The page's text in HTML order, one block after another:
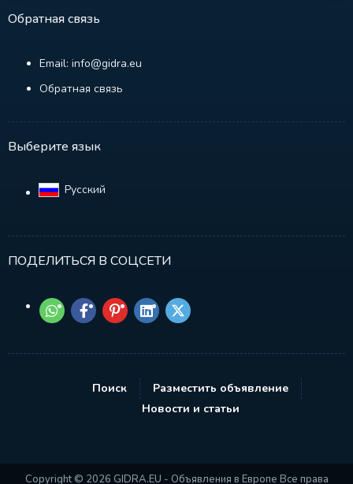
Обратная связь
Email: info@gidra.eu
Обратная связь
Выберите язык
Русский‎
ПОДЕЛИТЬСЯ В СОЦСЕТИ
Поиск
Разместить объявление
Новости и статьи
Copyright © 2026 GIDRA.EU - Объявления в Европе Все права